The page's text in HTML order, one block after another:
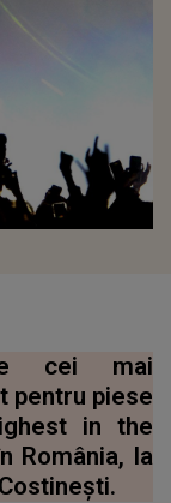
cei mai
pentru piese
in the
România, la